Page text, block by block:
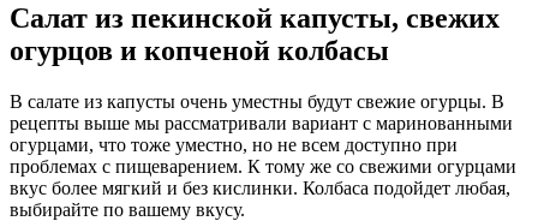
Салат из пекинской капусты, свежих
огурцов и копченой колбасы
В салате из капусты очень уместны будут свежие огурцы. В
рецепты выше мы рассматривали вариант с маринованными
огурцами, что тоже уместно, но не всем доступно при
проблемах с пищеварением. К тому же со свежими огурцами
вкус более мягкий и без кислинки. Колбаса подойдет любая,
выбирайте по вашему вкусу.